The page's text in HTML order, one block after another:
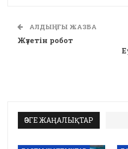
АЛДЫҢҒЫ ЖАЗБА
Жүзетін робот
ӨЗГЕ ЖАҢАЛЫҚТАР